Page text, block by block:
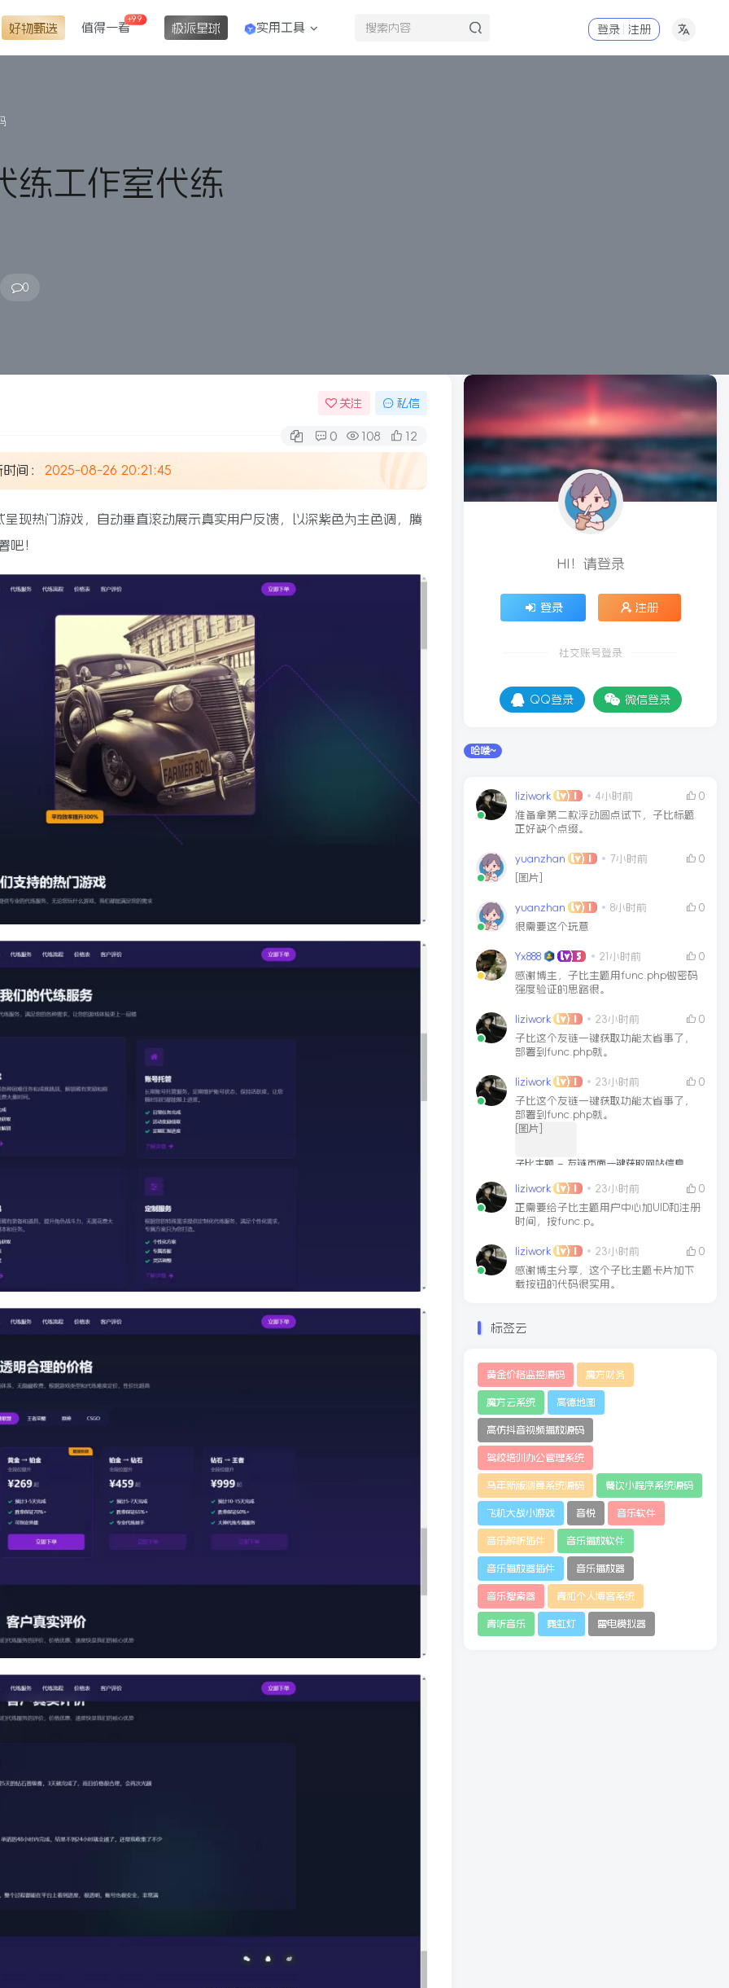
练工作室代练
0
好物甄选 值得一看
+99
极派星球 实用工具 登录 注册
关注 私信
0 108 12
间： 2025-08-26 20:21:45
呈现热门游戏，自动垂直滚动展示真实用户反馈，以深紫色为主色调，腾
吧！
HI！请登录
登录 注册
社交账号登录
QQ登录 微信登录
哈喽~
全站积分可通过签到和每日任务获取，可别错过哦！
liziwork 4小时前
0
准备拿第二款浮动圆点试下，子比标题
正好缺个点缀。
yuanzhan 7小时前
0
[图片]
yuanzhan 8小时前
0
很需要这个玩意
Yx888 21小时前
0
感谢博主，子比主题用func.php做密码
强度验证的思路很。
liziwork 23小时前
0
子比这个友链一键获取功能太省事了，
部署到func.php就。
liziwork 23小时前
0
子比这个友链一键获取功能太省事了，
部署到func.php就。
[图片]
子比主题 – 友链页面一键获取网站信息
liziwork 23小时前
0
正需要给子比主题用户中心加UID和注册
时间，按func.p。
liziwork 23小时前
0
感谢博主分享，这个子比主题卡片加下
载按钮的代码很实用。
标签云
黄金价格监控源码 魔方财务
魔方云系统 高德地图
高仿抖音视频播放源码
驾校培训办公管理系统
马年新版测算系统源码 餐饮小程序系统源码
飞机大战小游戏 音悦 音乐软件
音乐解析插件 音乐播放软件
音乐播放器插件 音乐播放器
音乐搜索器 青和个人博客系统
青听音乐 霓虹灯 雷电模拟器